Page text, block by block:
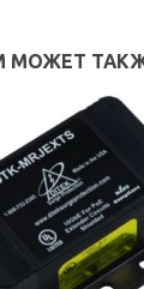
МОЖЕТ